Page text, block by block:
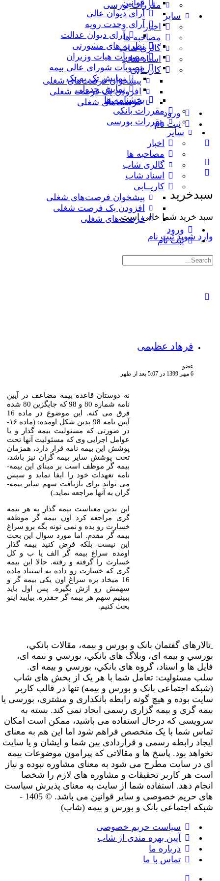
مقررات بورسی
سایر
اخبار
مصاحبه ها
گالری شاب
اسناد شاب
کاریــابی
پیشخوان فرصت‌های شغلی
افزودن یک فرصت شغلی
فرصت‌های شغلی
ورود
ثبت نام
سبدخرید
سبد خرید شما خالی است.
وارد شوید ثبت نام
قوانین
آرای دیوان عالی
آرای وحدت رویه
آرای دیوان عدالت
نظریه‌ های مشورتی
مصوبات هیات وزیران
مصوبات شورای عالی بیمه
نمایش تک به تک
نمایش جدولی
بخشنامه ها
مقررات بانکی
مقررات بورسی
سایر
اخبار
مصاحبه ها
گالری شاب
اسناد شاب
کاریــابی
پیشخوان فرصت‌های شغلی
افزودن یک فرصت شغلی
فرصت‌های شغلی
ورود
ثبت نام
جستجوی:
فرهاد عظیمی
عضو
6 مهر 1399 در 5:07 بعد از ظهر
نه دوستان قاعده بیمه مضاعف در آیین
نامه شماره 80 و 98 که جایگزین 80 شده
فرق می کنه. این موضوع در ماده 16
آیین نامه 98 بدین شکل اومده: (ماده ۱۶-
در صورتی که مسئولیت بیمه­ گذار و یا
عوامل اجرایی وی که مسئولیت آنها تحت
پوشش این بیمه ­نامه قرار دارد، همزمان
تحت پوشش سایر بیمه­ گران نیز باشد،
بیمه ­گر موظف است بر مبنای این بیمه­
نامه تعهدات خود را ایفا نماید و سپس
می­ تواند برای بازیافت سهم سایر بیمه­
گران به آنها مراجعه نماید.)
این بدین معناست بیمه گذار به هر بیمه
گری مراجعه کرد اون بیمه گر موظفه
خسارت رو بده و نمی تونه بگه برو سراغ
بیمه گر مقدم. اما مورد سوال این بحث
این نیست بلکه فرض کنید بیمه گذار
اومده سراغ بیمه گر الف یا ب و کل
خسارت را گرفته و رفته. حالا این بیمه
گری که خسارت رو داده به استناد ماده
16 میخاد بره سراغ اون یکی بیمه گر و
سهمش رو ازش بگیره. پس اول باید
ببینیم سهم هر بیمه گر چقدره. بیایید اینو
بحث کنیم.
تالارهای گفتمان بانک و بورس و بیمه، مقالات بانکي،
بورسي و بیمه ای، وبلاگ های بانکي، بورسي و بیمه ای،
فایل ها و اسناد، گروه های بانکي، بورسي و بیمه ای.
سلب مسئولیت: تعامل شما با هر یک از بخش های شاب
(شبکه اجتماعی بانک و بورس و بیمه) تنها در قالب کاربر
سایت بوده و هیچ گونه رابطه بانکداری و مشتری، بورسی یا
بیمه گری و بیمه گزاری رسمی ایجاد نمی کند. بسته به
سرویسی که درحال استفاده می باشید، ممکن است امکان
تماس شما با یک متخصص فراهم شود اما این هم به معنای
ایجاد رابطه رسمی و قراردادی بین شما و ایشان و یا سایت
نخواهد بود. پاسخ ها و مقالاتی که پیرامون موضوعات بیمه
ای در سایت مطرح می شود به معنای مشاوره نبوده و نیاز
است هر کاربر تحقیقات و مشاوره های لازم را شخصا
انجام دهد. استفاده شما از سایت به معنای پذیرش سیاست
های حریم خصوصی و سایر قوانین می باشد. © 1405 -
شبکه اجتماعی بانک و بورس و بیمه (شاب)
سیاست حریم خصوصی
آیین بهره مندی از شاب
درباره ما
تماس با ما